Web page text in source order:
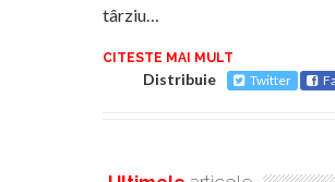
târziu…
CITESTE MAI MULT
Distribuie Twitter